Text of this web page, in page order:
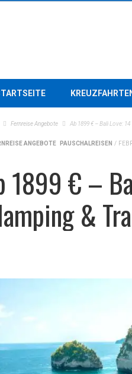
Fernreise Angebote Ab 1899 € – Bali Love:
ANGEBOTE PAUSCHALREISEN /
1899 € –
&